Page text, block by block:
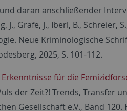
daran anschließender
Grafe, J., Iberl, B., Schreier,
Neue Kriminologische
2025, S. 101-112.
für die
der Zeit?! Trends, Transfer
Gesellschaft e.V., Band 120.